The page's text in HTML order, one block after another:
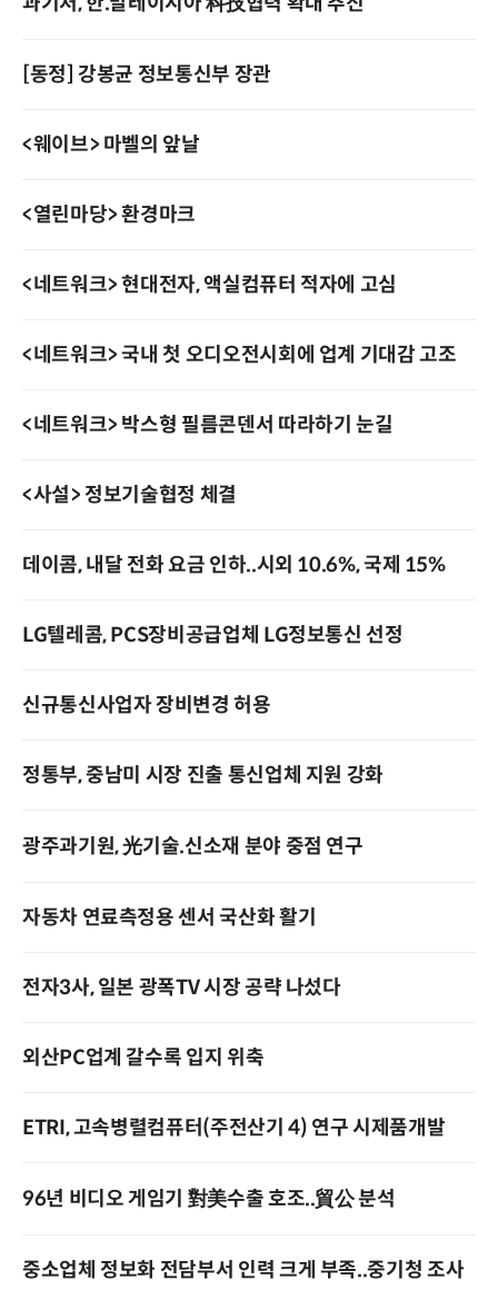
[동정] 강봉균 정보통신부 장관
<웨이브> 마벨의 앞날
<열린마당> 환경마크
<네트워크> 현대전자, 액실컴퓨터 적자에 고심
<네트워크> 국내 첫 오디오전시회에 업계 기대감 고조
<네트워크> 박스형 필름콘덴서 따라하기 눈길
<사설> 정보기술협정 체결
데이콤, 내달 전화 요금 인하..시외 10.6%, 국제 15%
LG텔레콤, PCS장비공급업체 LG정보통신 선정
신규통신사업자 장비변경 허용
정통부, 중남미 시장 진출 통신업체 지원 강화
광주과기원, 光기술.신소재 분야 중점 연구
자동차 연료측정용 센서 국산화 활기
전자3사, 일본 광폭TV 시장 공략 나섰다
외산PC업계 갈수록 입지 위축
ETRI, 고속병렬컴퓨터(주전산기 4) 연구 시제품개발
96년 비디오 게임기 對美수출 호조..貿公 분석
중소업체 정보화 전담부서 인력 크게 부족..중기청 조사